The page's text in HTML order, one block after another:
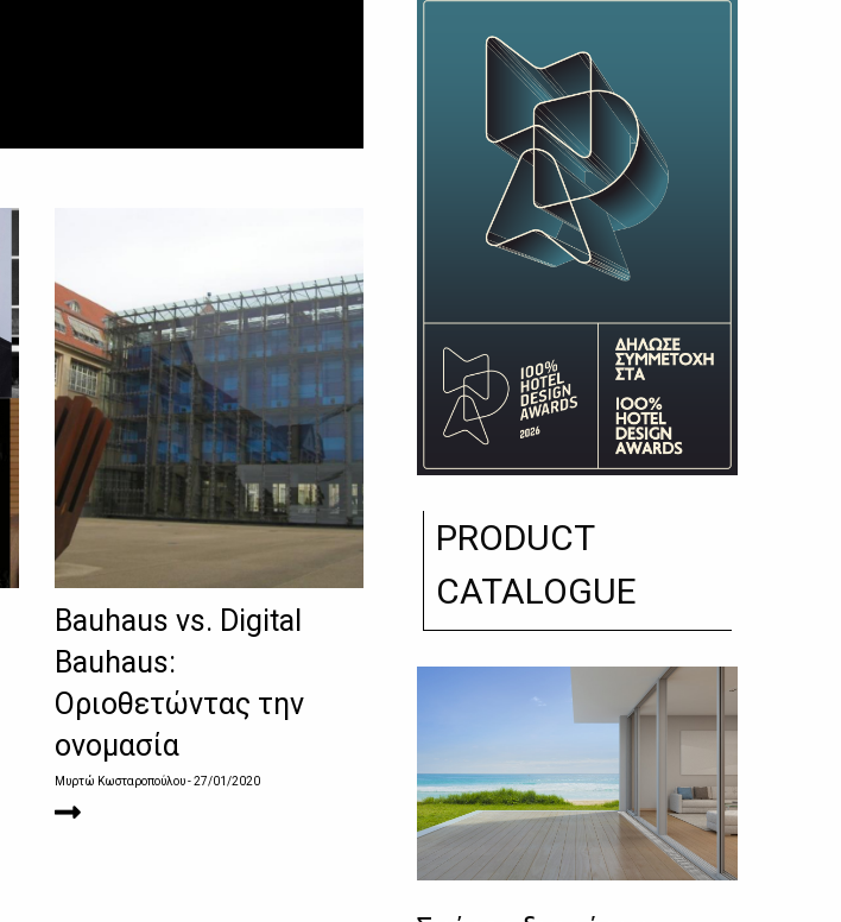
Bauhaus vs. Digital
Bauhaus:
Οριοθετώντας την
ονομασία
Μυρτώ Κωσταροπούλου- 27/01/2020
PRODUCT
CATALOGUE